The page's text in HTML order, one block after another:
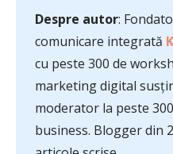
Despre autor:
comunicare integrată
cu peste 300 de
marketing digital
moderator la peste
business. Blogger din